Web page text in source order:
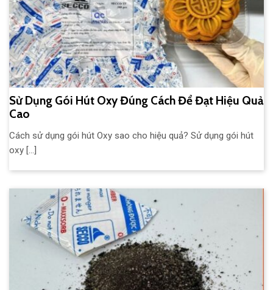
Sử Dụng Gói Hút Oxy Đúng Cách Để Đạt Hiệu Quả
Cao
Cách sử dụng gói hút Oxy sao cho hiệu quả? Sử dụng gói hút
oxy [...]